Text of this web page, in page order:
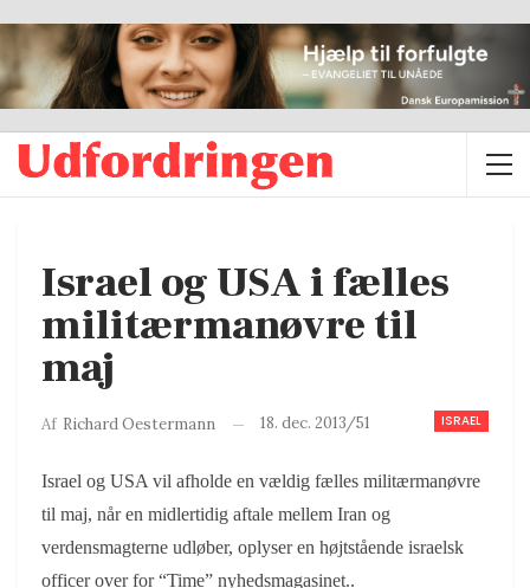
Israel og USA i fælles
militærmanøvre til
maj
ISRAEL
Af Richard Oestermann 18. dec. 2013/51
Israel og USA vil afholde en vældig fælles militærmanøvre
til maj, når en midlertidig aftale mellem Iran og
verdensmagterne udløber, oplyser en højtstående israelsk
officer over for “Time” nyhedsmagasinet..